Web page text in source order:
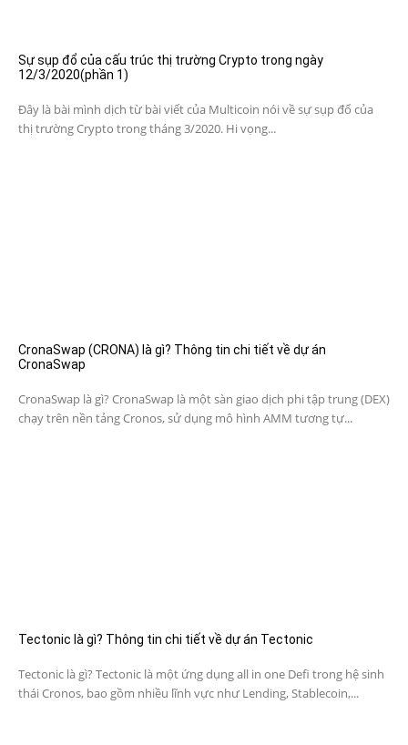
Sự sụp đổ của cấu trúc thị trường Crypto trong ngày
12/3/2020(phần 1)
Đây là bài mình dịch từ bài viết của Multicoin nói về sự sụp đổ của
thị trường Crypto trong tháng 3/2020. Hi vọng...
CronaSwap (CRONA) là gì? Thông tin chi tiết về dự án
CronaSwap
CronaSwap là gì? CronaSwap là một sàn giao dịch phi tập trung (DEX)
chạy trên nền tảng Cronos, sử dụng mô hình AMM tương tự...
Tectonic là gì? Thông tin chi tiết về dự án Tectonic
Tectonic là gì? Tectonic là một ứng dụng all in one Defi trong hệ sinh
thái Cronos, bao gồm nhiều lĩnh vực như Lending, Stablecoin,...